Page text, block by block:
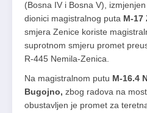
(Bosna IV i Bosna V),
dionici magistralnog puta M-17
smjera Zenice koriste
suprotnom smjeru promet
R-445 Nemila-Zenica.
Na magistralnom putu M-16.4
Bugojno, zbog radova na
obustavljen je promet za